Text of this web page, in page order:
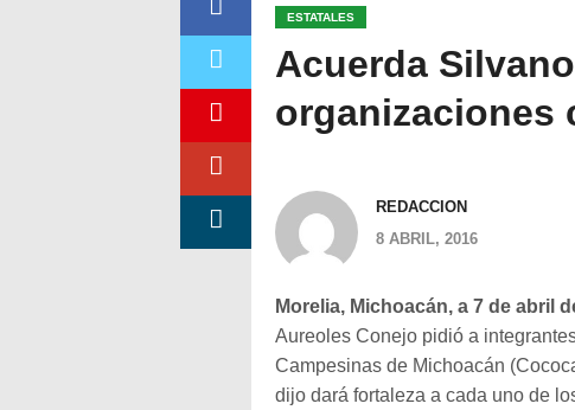
ESTATALES
Acuerda
organizaciones
REDACCION
8 ABRIL, 2016
Morelia, Michoacán, a 7 de abril
Aureoles Conejo pidió a
Campesinas de Michoacán
dijo dará fortaleza a cada uno de